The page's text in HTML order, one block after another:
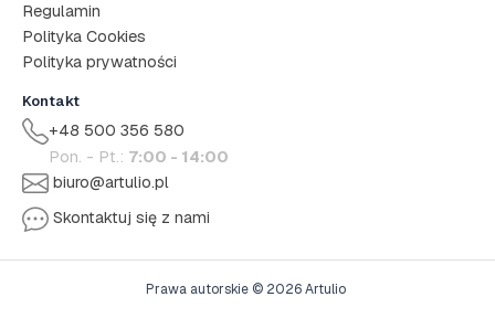
Regulamin
Polityka Cookies
Polityka prywatności
Kontakt
+48 500 356 580
Pon. - Pt.: 7:00 - 14:00
biuro@artulio.pl
Skontaktuj się z nami
Prawa autorskie © 2026 Artulio